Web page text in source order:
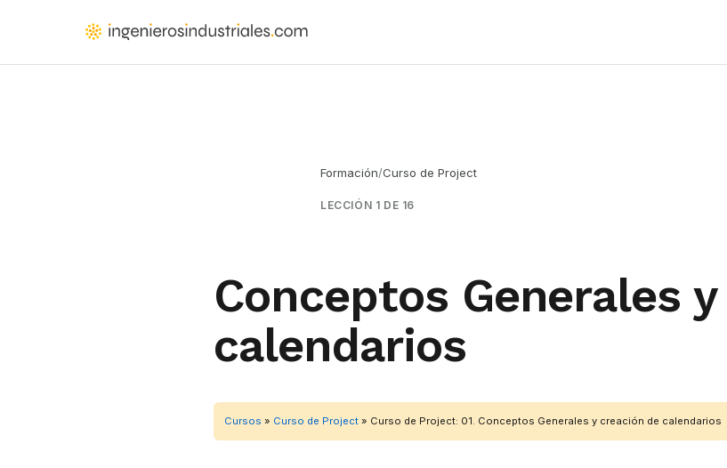
contenido
Formación/Curso de Project
LECCIÓN 1 DE 16
Conceptos Generales
calendarios
Cursos » Curso de Project » Curso de Project: 01. Conceptos Generales y creación de calendarios